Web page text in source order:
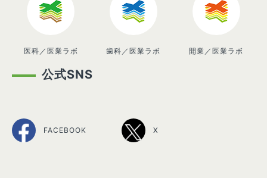
医科／医業ラボ 歯科／医業ラボ 開業／医業ラボ
公式SNS
FACEBOOK X